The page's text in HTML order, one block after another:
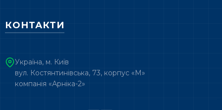
КОНТАКТИ
Україна, м. Київ
вул. Костянтинівська, 73, корпус «М»
компанія «Арніка-2»